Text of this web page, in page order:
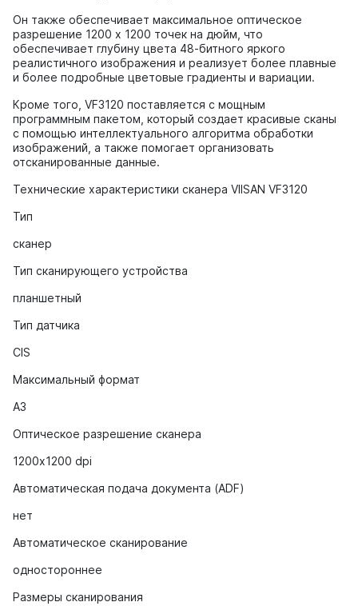
Он также обеспечивает максимальное оптическое
разрешение 1200 x 1200 точек на дюйм, что
обеспечивает глубину цвета 48-битного яркого
реалистичного изображения и реализует более плавные
и более подробные цветовые градиенты и вариации.
Кроме того, VF3120 поставляется с мощным
программным пакетом, который создает красивые сканы
с помощью интеллектуального алгоритма обработки
изображений, а также помогает организовать
отсканированные данные.
Технические характеристики сканера VIISAN VF3120
Тип
сканер
Тип сканирующего устройства
планшетный
Тип датчика
CIS
Максимальный формат
A3
Оптическое разрешение сканера
1200х1200 dpi
Автоматическая подача документа (ADF)
нет
Автоматическое сканирование
одностороннее
Размеры сканирования